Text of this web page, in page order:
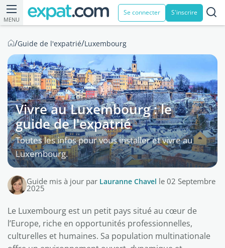
MENU
Se connecter S'inscrire
/Guide de l'expatrié/Luxembourg
Vivre au Luxembourg : le
guide de l'expatrié
Toutes les infos pour vous installer et vivre au
Luxembourg.
Guide mis à jour par Lauranne Chavel le 02 Septembre
2025
Le Luxembourg est un petit pays situé au cœur de
l’Europe, riche en opportunités professionnelles,
culturelles et humaines. Sa population multinationale